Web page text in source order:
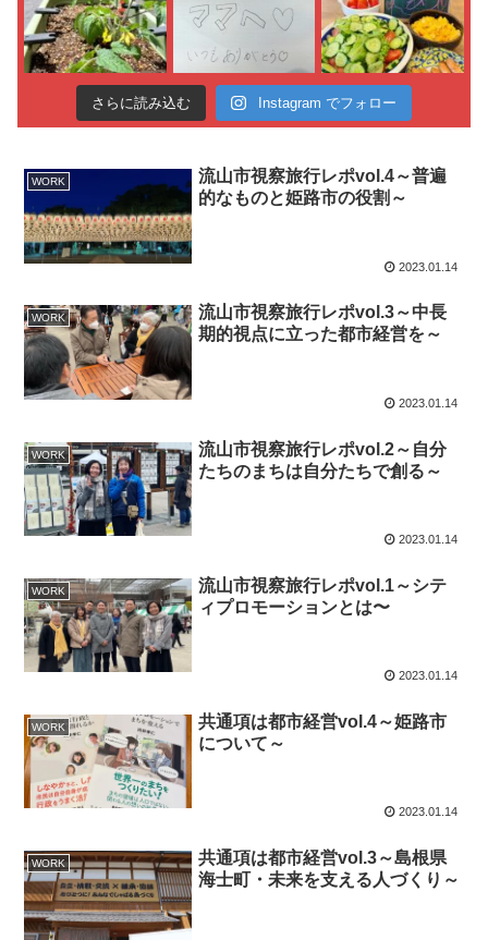
さらに読み込む Instagram でフォロー
WORK
流山市視察旅行レポvol.4～普遍
的なものと姫路市の役割～
2023.01.14
WORK
流山市視察旅行レポvol.3～中長
期的視点に立った都市経営を～
2023.01.14
WORK
流山市視察旅行レポvol.2～自分
たちのまちは自分たちで創る～
2023.01.14
WORK
流山市視察旅行レポvol.1～シテ
ィプロモーションとは〜
2023.01.14
WORK
共通項は都市経営vol.4～姫路市
について～
2023.01.14
WORK
共通項は都市経営vol.3～島根県
海士町・未来を支える人づくり～